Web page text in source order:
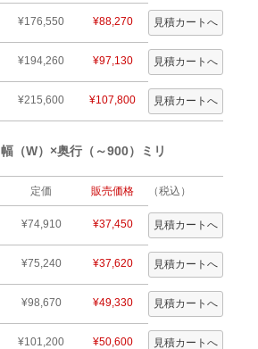
¥176,550 ¥88,270
¥194,260 ¥97,130
¥215,600 ¥107,800
幅（W）×奥行（～900）ミリ
定価 販売価格 （税込）
¥74,910 ¥37,450
¥75,240 ¥37,620
¥98,670 ¥49,330
¥101,200 ¥50,600